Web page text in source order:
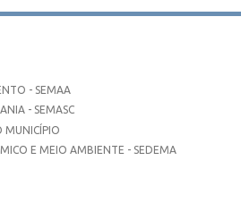
- SEMAA
- SEMASC
MUNICÍPIO
E MEIO AMBIENTE - SEDEMA